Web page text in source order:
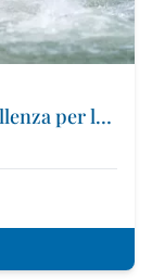
Ursus Adventures: il centro d'eccellenza per le attività outdoor premium in Trentino